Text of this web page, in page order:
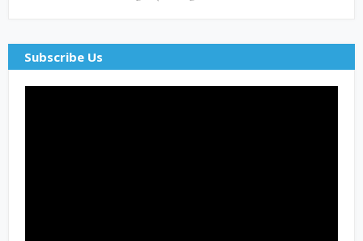
Subscribe Us